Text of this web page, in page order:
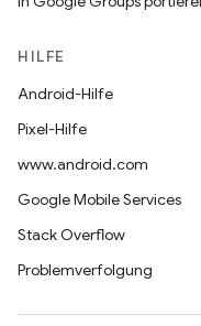
HILFE
Android-Hilfe
Pixel-Hilfe
www.android.com
Google Mobile Services
Stack Overflow
Problemverfolgung